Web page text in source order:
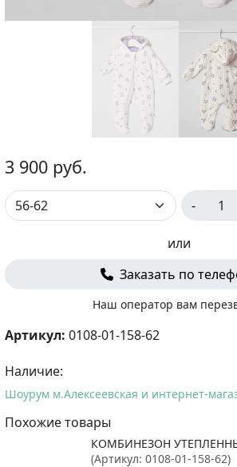
3 900 руб.
-
или
Заказать по
Наш оператор вам
Артикул: 0108-01-158-62
Наличие:
Шоурум м.Алексеевская и интернет-
Похожие товары
КОМБИНЕЗОН
(Артикул: 0108-01-158-62)